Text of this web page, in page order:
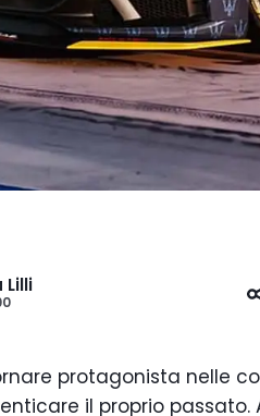
Lilli
protagonista nelle
il proprio passato.